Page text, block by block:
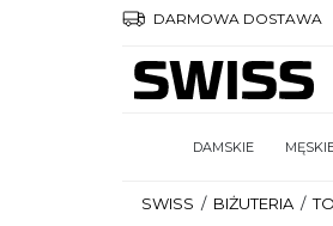
DARMOWA DOSTAWA
DAMSKIE
SWISS / BIŻUTERIA /